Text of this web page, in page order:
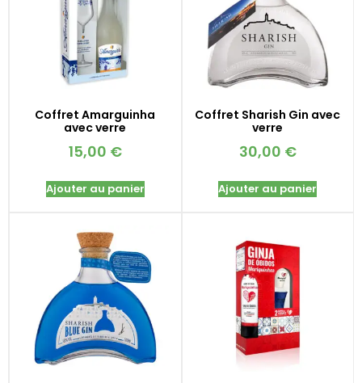
Coffret Amarguinha
avec verre
15,00 €
Ajouter au panier
Coffret Sharish Gin avec
verre
30,00 €
Ajouter au panier